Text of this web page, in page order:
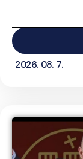
2026. 08. 7.